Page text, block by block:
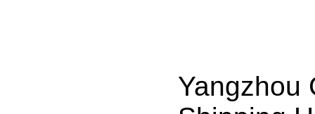
Yangzhou